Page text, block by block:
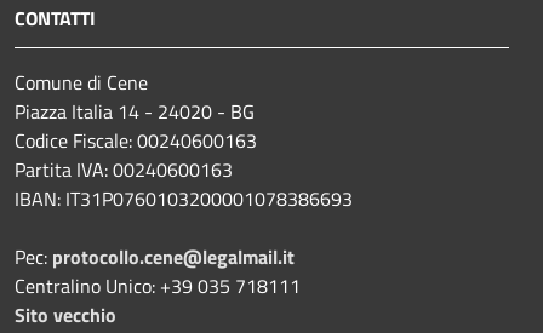
CONTATTI
Comune di Cene
Piazza Italia 14 - 24020 - BG
Codice Fiscale: 00240600163
Partita IVA: 00240600163
IBAN: IT31P0760103200001078386693
Pec: protocollo.cene@legalmail.it
Centralino Unico: +39 035 718111
Sito vecchio